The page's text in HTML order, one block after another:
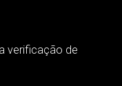
verificação de